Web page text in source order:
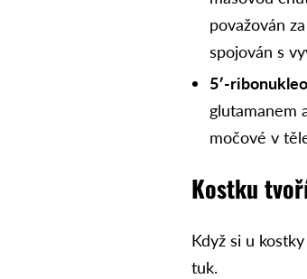
považován
spojován s
5′-
glutamanem
močové v
Kostku
Když si u
tuk.